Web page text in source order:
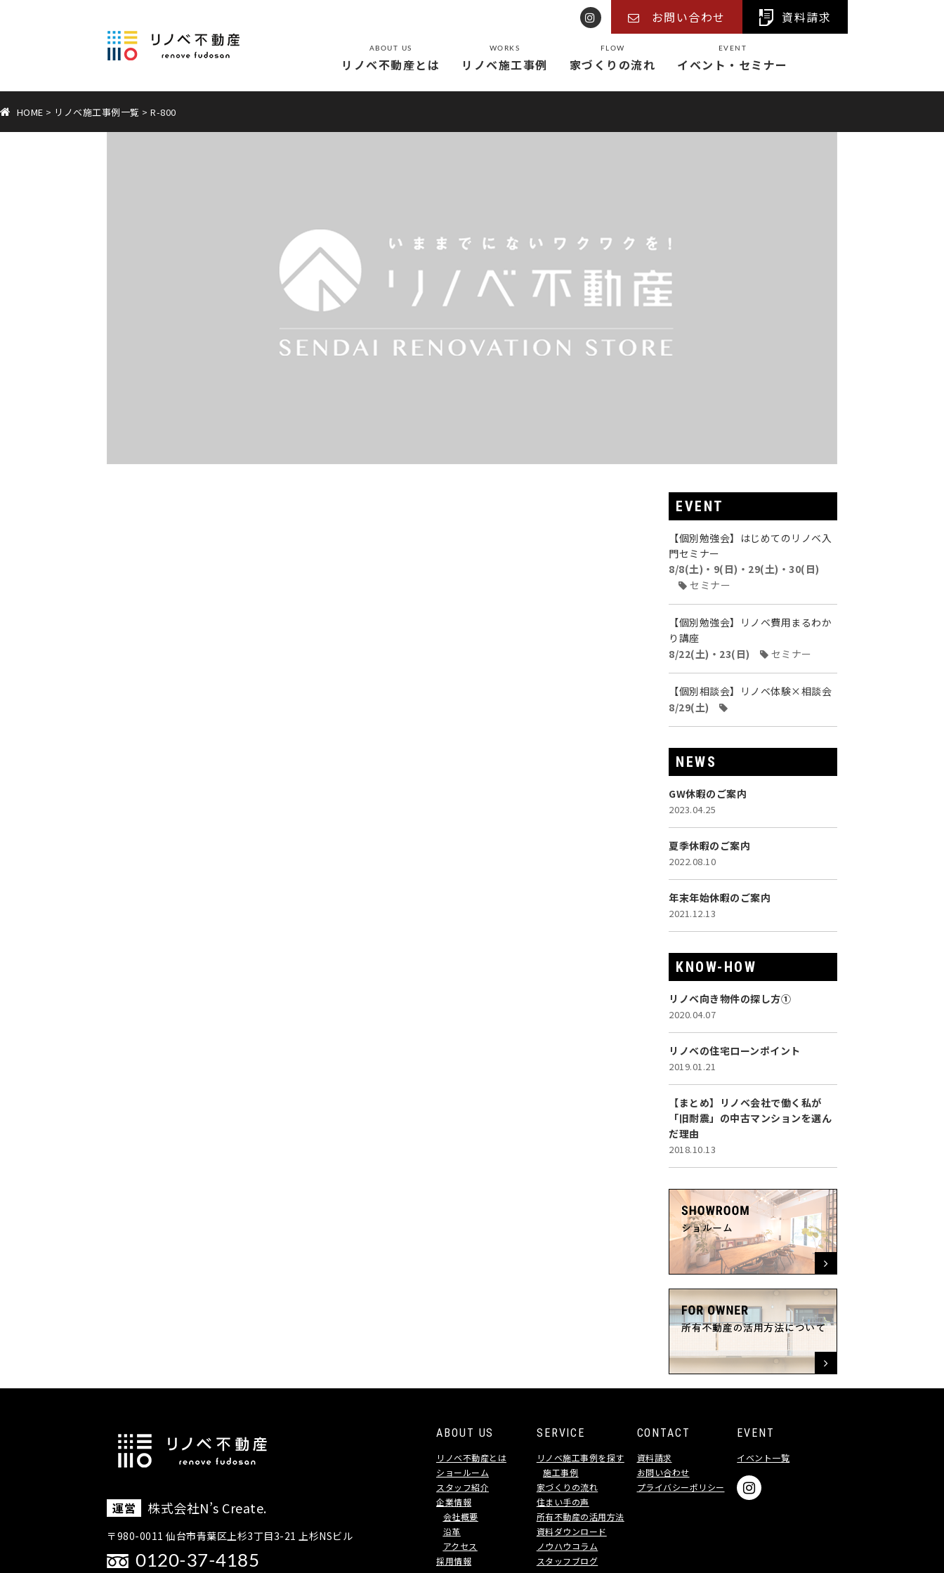
お問い合わせ 資料請求
リノベ不動産とは
ABOUT US
リノベ施工事例
WORKS
家づくりの流れ
FLOW
イベント・セミナー
EVENT
HOME > リノベ施工事例一覧 > R-800
EVENT
【個別勉強会】はじめてのリノベ入
門セミナー
8/8(土)・9(日)・29(土)・30(日)
セミナー
【個別勉強会】リノベ費用まるわか
り講座
8/22(土)・23(日)
セミナー
【個別相談会】リノベ体験×相談会
8/29(土)
NEWS
GW休暇のご案内
2023.04.25
夏季休暇のご案内
2022.08.10
年末年始休暇のご案内
2021.12.13
KNOW-HOW
リノベ向き物件の探し方①
2020.04.07
リノベの住宅ローンポイント
2019.01.21
【まとめ】リノベ会社で働く私が
「旧耐震」の中古マンションを選ん
だ理由
2018.10.13
運営 株式会社N’s Create.
〒980-0011 仙台市青葉区上杉3丁目3-21 上杉NSビル
0120-37-4185
ABOUT US
リノベ不動産とは
ショールーム
スタッフ紹介
企業情報
会社概要
沿革
アクセス
採用情報
SERVICE
リノベ施工事例を探す
施工事例
家づくりの流れ
住まい手の声
所有不動産の活用方法
資料ダウンロード
ノウハウコラム
スタッフブログ
CONTACT
資料請求
お問い合わせ
プライバシーポリシー
EVENT
イベント一覧